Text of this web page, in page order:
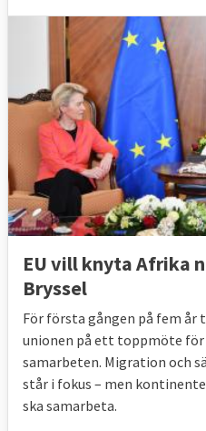
EU vill knyta Afrika
Bryssel
För första gången på fem år
unionen på ett toppmöte
samarbeten. Migration och
står i fokus – men
ska samarbeta.